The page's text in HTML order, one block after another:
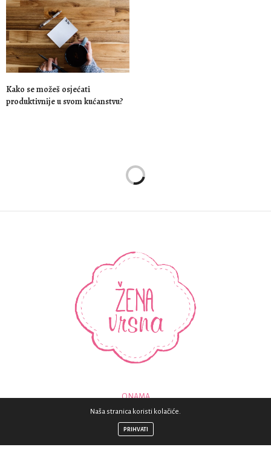
Kako se možeš osjećati
produktivnije u svom kućanstvu?
O NAMA
KONTAKT
Naša stranica koristi kolačiće.
PRIHVATI